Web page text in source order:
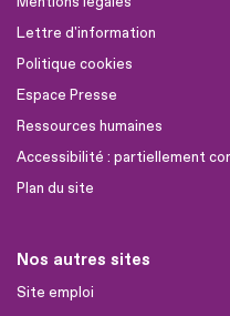
Lettre d'information
Politique cookies
Espace Presse
Ressources humaines
Accessibilité : partiellement
Plan du site
Nos autres sites
Site emploi